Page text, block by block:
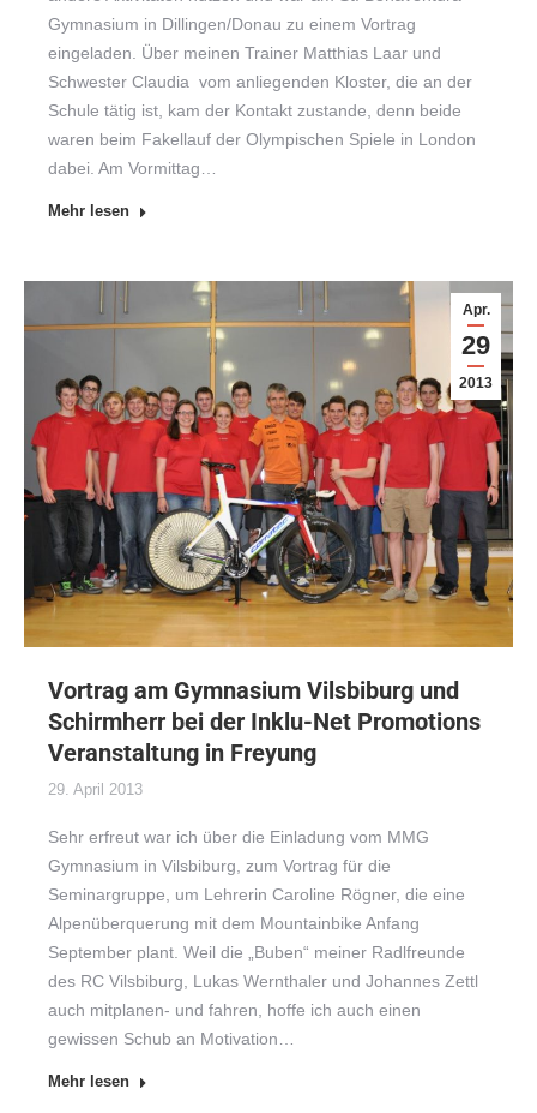
Gymnasium in Dillingen/Donau zu einem Vortrag
eingeladen. Über meinen Trainer Matthias Laar und
Schwester Claudia vom anliegenden Kloster, die an der
Schule tätig ist, kam der Kontakt zustande, denn beide
waren beim Fakellauf der Olympischen Spiele in London
dabei. Am Vormittag…
Mehr lesen
Apr.
29
2013
Vortrag am Gymnasium Vilsbiburg und
Schirmherr bei der Inklu-Net Promotions
Veranstaltung in Freyung
29. April 2013
Sehr erfreut war ich über die Einladung vom MMG
Gymnasium in Vilsbiburg, zum Vortrag für die
Seminargruppe, um Lehrerin Caroline Rögner, die eine
Alpenüberquerung mit dem Mountainbike Anfang
September plant. Weil die „Buben“ meiner Radlfreunde
des RC Vilsbiburg, Lukas Wernthaler und Johannes Zettl
auch mitplanen- und fahren, hoffe ich auch einen
gewissen Schub an Motivation…
Mehr lesen